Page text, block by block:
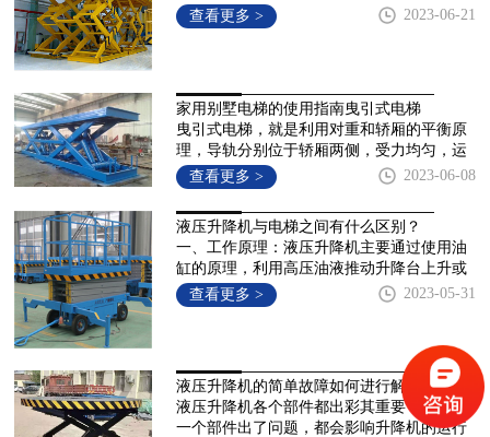
3 3
升降机到一切部位时，大多能够边走边实际
操作，结构紧凑，控制
查看更多 > 2023-06-21
家用别墅电梯的使用指南曳引式电梯
曳引式电梯，就是利用对重和轿厢的平衡原
理，导轨分别位于轿厢两侧，受力均匀，运
行平稳，由永磁同步无齿轮曳引主机通过钢
丝绳带动轿厢上下
查看更多 > 2023-06-08
液压升降机与电梯之间有什么区别？
一、工作原理：液压升降机主要通过使用油
缸的原理，利用高压油液推动升降台上升或
下降。而电梯则采用电动机驱动电缆或液压
系统来使电梯箱子
查看更多 > 2023-05-31
液压升降机各个部件都出彩其重要，不管哪
一个部件出了问题，都会影响升降机的运行